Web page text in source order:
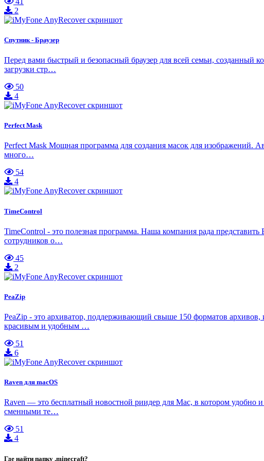
2
Спутник - Браузер
Перед вами быстрый и безопасный браузер для всей семьи, созданный
загрузки стр…
50
4
Perfect Mask
Perfect Mask Мощная программа для создания масок для изображений.
много…
54
4
TimeControl
TimeControl - это полезная программа. Наша компания рада
сотрудников о…
45
2
PeaZip
PeaZip - это архиватор, поддерживающий свыше 150 форматов
красивым и удобным …
51
6
Raven для macOS
Raven — это бесплатный новостной риидер для Mac, в котором удобно
сменными те…
51
4
Где найти папку .minecraft?